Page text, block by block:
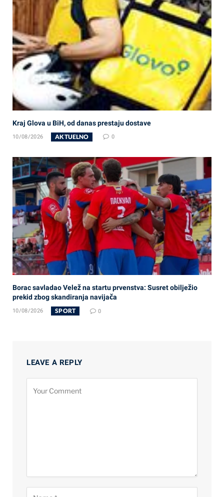
Kraj Glova u BiH, od danas prestaju dostave
10/08/2026 AKTUELNO 0
Borac savladao Velež na startu prvenstva: Susret obilježio
prekid zbog skandiranja navijača
10/08/2026 SPORT 0
LEAVE A REPLY